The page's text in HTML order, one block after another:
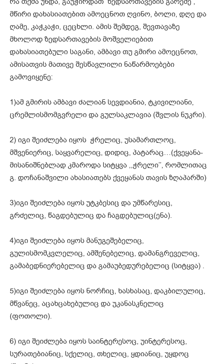
მწირი დახასიათებით ამოეცნოთ ღვინო, ბოლი, დღე და
ღამე, კაჭკაჭი, ცეცხლი. ამის შემდეგ, შევთავაზე
მხოლოდ ზედსართავების მოშველიებით
დახასიათებული საგანი, ამბავი თუ გმირი ამოეცნოთ,
ამისათვის მათივე შესწავლილი ნაწარმოებები
გამოვიყენე:
1)ამ გმირის ამბავი ძალიან სევდიანია, ტკივილიანი,
ცრემლისმომგვრელი და გულსაკლავია (შვლის ნუკრი).
2) იგი შეიძლება იყოს ჭრელიც, უსამართლოც,
მშვენიერიც, საყვარელიც, დიდიც, პატარაც…(ქვეყანა-
მისანიშნებლად კმაროდა სიტყვა ,,ჭრელი’’, რომლითაც
გ. დოჩანაშვილი ახასიათებს ქვეყანას თავის ზღაპარში)
3)იგი შეიძლება იყოს უტკბესიც და უმწარესიც,
გრძელიც, წაგდებულიც და ჩაგდებულიც(ენა).
4)იგი შეიძლება იყოს მანუგეშებელიც,
გულისმომკვლელიც, ამშენებელიც, დამანგრეველიც,
გამაბედნიერებელიც და გამაუბედურებელიც (სიტყვა) .
5)იგი შეიძლება იყოს ნორჩიც, ხასხასაც, დაკბილულიც,
მწვანეც, აცახცახებულიც და უკანასკნელიც
(ფოთოლი).
6) იგი შეიძლება იყოს საინტერესოც, უინტერესოც,
სურათებიანიც, სქელიც, თხელიც, ყდიანიც, უყდოც